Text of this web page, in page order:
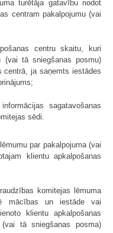
turētāja gatavību nodot
centram pakalpojumu (vai
centru skaitu, kuri
(vai tā sniegšanas posmu)
centrā, ja saņemts iestādes
sagatavošanas
sēdi.
par pakalpojuma (vai
klientu apkalpošanas
komitejas lēmuma
mācības un iestāde vai
klientu apkalpošanas
(vai tā sniegšanas posma)